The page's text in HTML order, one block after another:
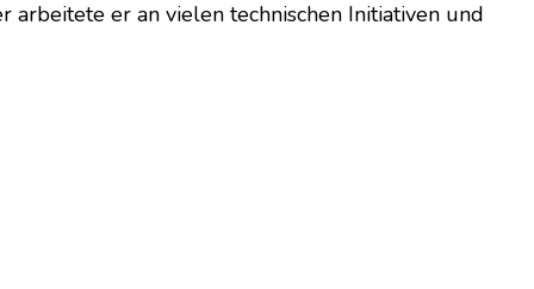
er an vielen technischen Initiativen und